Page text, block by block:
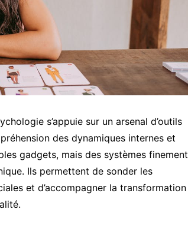
s’appuie sur un arsenal d’outils
des dynamiques internes et
gadgets, mais des systèmes finement
Ils permettent de sonder les
et d’accompagner la transformation